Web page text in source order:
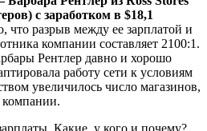
с заработком в $18,1
что разрыв между ее зарплатой и
компании составляет 2100:1.
Рентлер давно и хорошо
работу сети к условиям
увеличилось число магазинов,